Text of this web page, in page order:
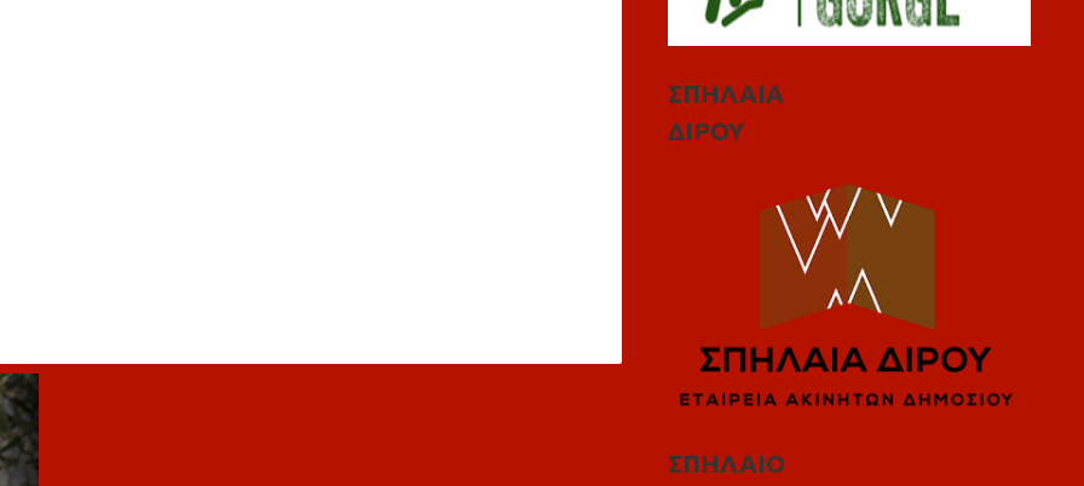
ΣΠΗΛΑΙΑ
ΔΙΡΟΥ
ΣΠΗΛΑΙΟ